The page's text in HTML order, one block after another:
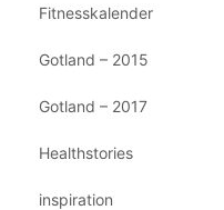
Fitnesskalender
Gotland – 2015
Gotland – 2017
Healthstories
inspiration